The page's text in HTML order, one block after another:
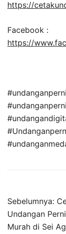
https://
Facebook :
https://
Sebelumnya:
Undangan
Murah di Sei